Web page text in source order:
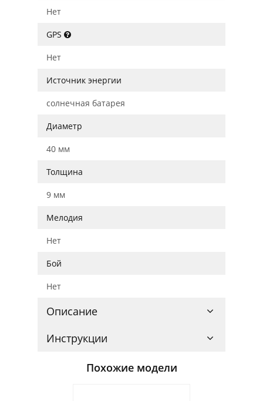
Нет
GPS
Нет
Источник энергии
солнечная батарея
Диаметр
40 мм
Толщина
9 мм
Мелодия
Нет
Бой
Нет
Описание
Инструкции
Похожие модели